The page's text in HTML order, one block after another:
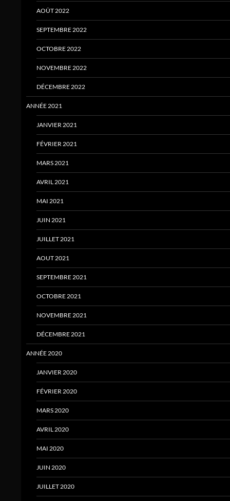
AOÛT 2022
SEPTEMBRE 2022
OCTOBRE 2022
NOVEMBRE 2022
DÉCEMBRE 2022
ANNÉE 2021
JANVIER 2021
FÉVRIER 2021
MARS 2021
AVRIL 2021
MAI 2021
JUIN 2021
JUILLET 2021
AOUT 2021
SEPTEMBRE 2021
OCTOBRE 2021
NOVEMBRE 2021
DÉCEMBRE 2021
ANNÉE 2020
JANVIER 2020
FÉVRIER 2020
MARS 2020
AVRIL 2020
MAI 2020
JUIN 2020
JUILLET 2020